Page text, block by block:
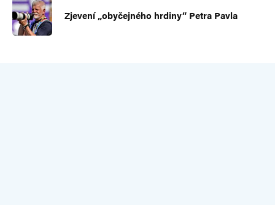
Zjevení „obyčejného hrdiny“ Petra Pavla